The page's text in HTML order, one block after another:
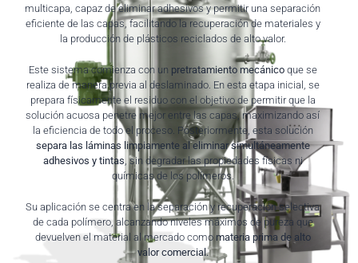
multicapa, capaz de eliminar adhesivos y permitir una separación
eficiente de las capas, facilitando la recuperación de materiales y
la producción de plásticos reciclados de alto valor.
Este sistema comienza con un pretratamiento mecánicoque se
realiza de manera previa al deslaminado. En esta etapa inicial, se
prepara físicamente el residuo con el objetivo de permitir que la
solución acuosa penetre mejor entre las capas, maximizando así
la eficiencia de todo el proceso. Posteriormente, esta solución
separa las láminas limpiamente al eliminar simultáneamente
adhesivos y tintas , sin degradar las propiedades físicas ni
químicas de los polímeros.
Su aplicación se centra en la separación y recuperación selectiva
de cada polímero, alcanzando niveles máximos de pureza que
devuelven el material al mercado como materia prima de alto
valor comercial.